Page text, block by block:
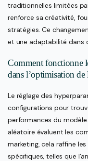
traditionnelles limitées
renforce sa créativité,
stratégies. Ce
et une adaptabilité dans
Comment fonctionne
dans l’optimisation de
Le réglage des
configurations pour
performances du
aléatoire évaluent les
marketing, cela raffine
spécifiques, telles que